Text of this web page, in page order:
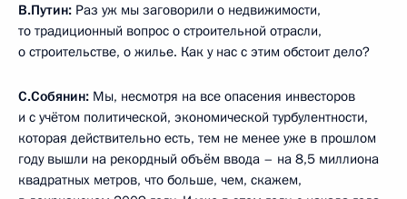
В.Путин: Раз уж мы заговорили о недвижимости,
то традиционный вопрос о строительной отрасли,
о строительстве, о жилье. Как у нас с этим обстоит дело?
С.Собянин: Мы, несмотря на все опасения инвесторов
и с учётом политической, экономической турбулентности,
которая действительно есть, тем не менее уже в прошлом
году вышли на рекордный объём ввода – на 8,5 миллиона
квадратных метров, что больше, чем, скажем,